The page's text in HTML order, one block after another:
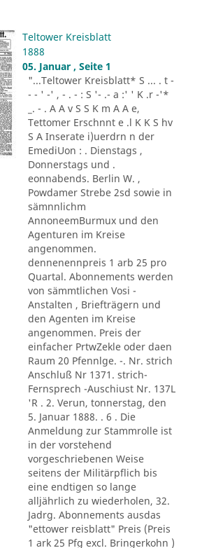
Teltower Kreisblatt
1888
05. Januar , Seite 1
"...Teltower Kreisblatt* S ... . t -
- - ' -' , - . - : S '- .- a :' ' K .r -'*
_. - . A A v S S K m A A e,
Tettomer Erschnnt e .l K K S hv
S A Inserate i)uerdrn n der
EmediUon : . Dienstags ,
Donnerstags und .
eonnabends. Berlin W. ,
Powdamer Strebe 2sd sowie in
sämnnlichm
AnnoneemBurmux und den
Agenturen im Kreise
angenommen.
dennenennpreis 1 arb 25 pro
Quartal. Abonnements werden
von sämmtlichen Vosi -
Anstalten , Briefträgern und
den Agenten im Kreise
angenommen. Preis der
einfacher PrtwZekle oder daen
Raum 20 Pfennlge. -. Nr. strich
Anschluß Nr 1371. strich-
Fernsprech -Auschiust Nr. 137L
'R . 2. Verun, tonnerstag, den
5. Januar 1888. . 6 . Die
Anmeldung zur Stammrolle ist
in der vorstehend
vorgeschriebenen Weise
seitens der Militärpflich bis
eine endtigen so lange
alljährlich zu wiederholen, 32.
Jadrg. Abonnements ausdas
"ettower reisblatt" Preis (Preis
1 ark 25 Pfg excl. Bringerkohn )